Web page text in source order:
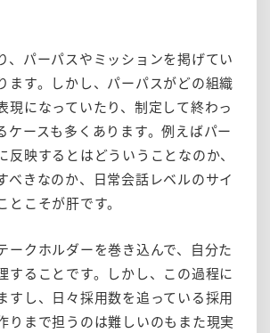
、パーパスやミッションを掲げてい
ます。しかし、パーパスがどの組織
現になっていたり、制定して終わっ
ケースも多くあります。例えばパー
反映するとはどういうことなのか、
べきなのか、日常会話レベルのサイ
とこそが肝です。
ークホルダーを巻き込んで、自分た
することです。しかし、この過程に
すし、日々採用数を追っている採用
りまで担うのは難しいのもまた現実